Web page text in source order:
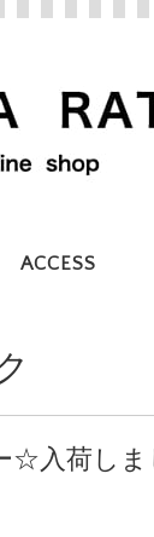
ACCESS
☆入荷しま